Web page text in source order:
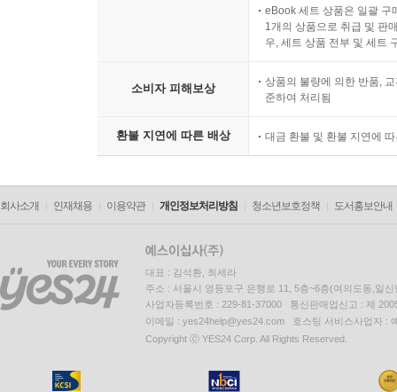
eBook 세트 상품은 일괄 구
1개의 상품으로 취급 및 판
우, 세트 상품 전부 및 세트
소비자 피해보상
상품의 불량에 의한 반품,
준하여 처리됨
환불 지연에 따른 배상 대금 환불 및 환불 지연에
회사소개 인재채용 이용약관 개인정보처리방침 청소년보호정책 도서홍보안내
대표 : 김석환, 최세라
주소 : 서울시 영등포구 은행로 11, 5층~6층(여의도동,일신
사업자등록번호 : 229-81-37000 통신판매업신고 : 제
이메일 : yes24help@yes24.com 호스팅 서비스사업자 :
Copyright ⓒ YES24 Corp. All Rights Reserved.